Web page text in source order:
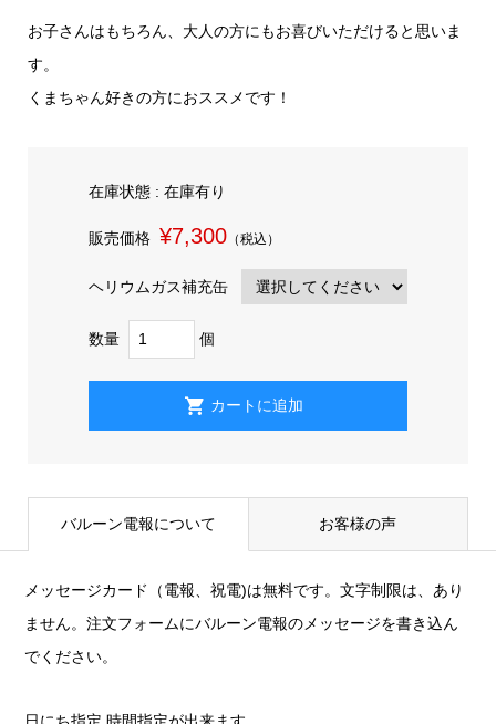
お子さんはもちろん、大人の方にもお喜びいただけると思いま
す。
くまちゃん好きの方におススメです！
在庫状態 : 在庫有り
販売価格 ¥7,300（税込）
ヘリウムガス補充缶
数量 個
バルーン電報について お客様の声
メッセージカード（電報、祝電)は無料です。文字制限は、あり
ません。注文フォームにバルーン電報のメッセージを書き込ん
でください。